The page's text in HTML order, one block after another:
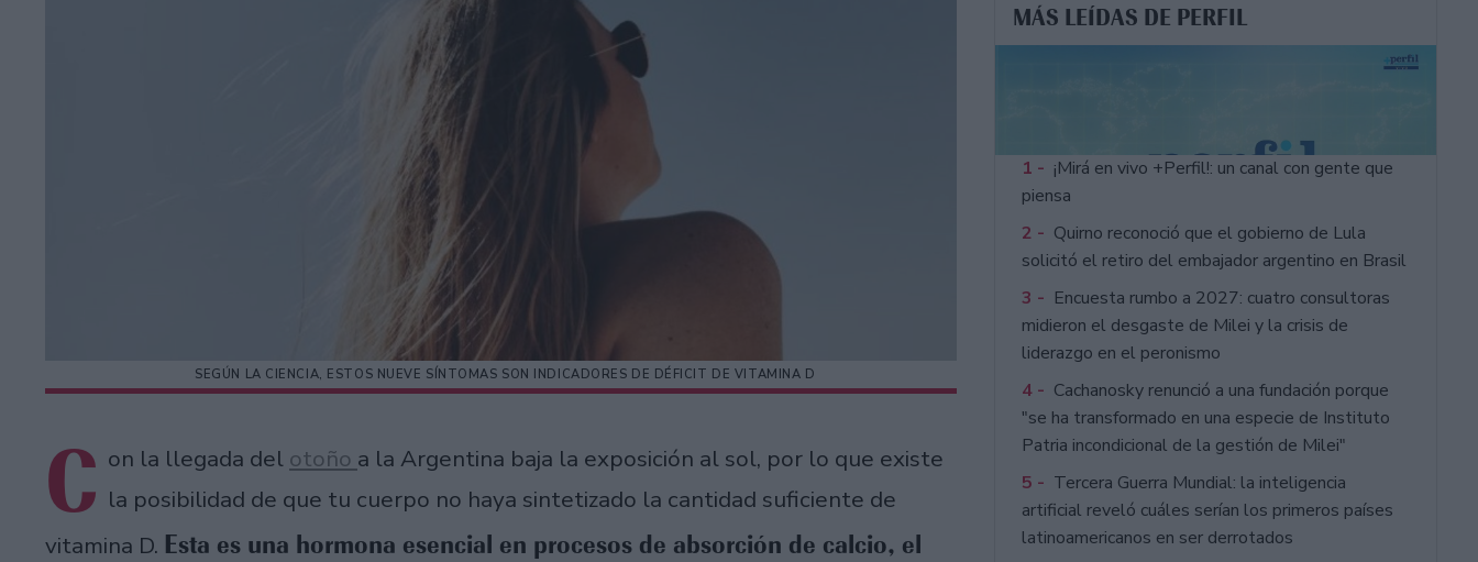
SEGÚN LA CIENCIA, ESTOS NUEVE SÍNTOMAS SON INDICADORES DE DÉFICIT DE VITAMINA D
C on la llegada del otoño a la Argentina baja la exposición al sol, por lo que existe
la posibilidad de que tu cuerpo no haya sintetizado la cantidad suficiente de
vitamina D. Esta es una hormona esencial en procesos de absorción de calcio, el
MÁS LEÍDAS DE PERFIL
1 - ¡Mirá en vivo +Perfil!: un canal con gente que
piensa
2 - Quirno reconoció que el gobierno de Lula
solicitó el retiro del embajador argentino en Brasil
3 - Encuesta rumbo a 2027: cuatro consultoras
midieron el desgaste de Milei y la crisis de
liderazgo en el peronismo
4 - Cachanosky renunció a una fundación porque
"se ha transformado en una especie de Instituto
Patria incondicional de la gestión de Milei"
5 - Tercera Guerra Mundial: la inteligencia
artificial reveló cuáles serían los primeros países
latinoamericanos en ser derrotados